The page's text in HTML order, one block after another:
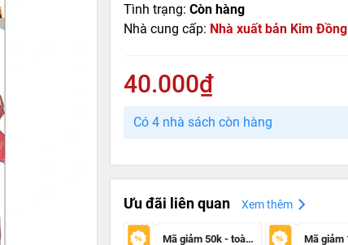
Tình trạng: Còn hàng
Nhà cung cấp: Nhà xuất bản Kim Đồng
40.000₫
Có 4 nhà sách còn hàng
Ưu đãi liên quan Xem thêm
Mã giảm 50k - toàn sàn